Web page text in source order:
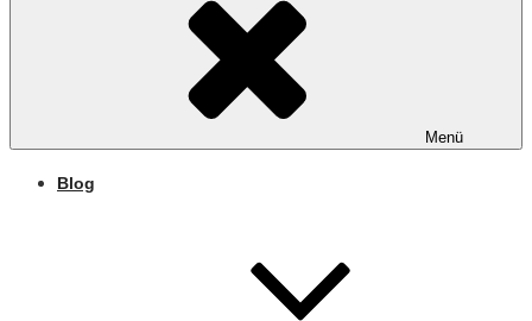
Menü
Blog